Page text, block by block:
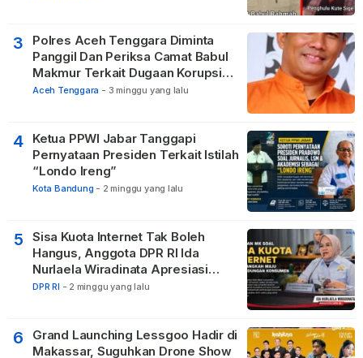
3
Polres Aceh Tenggara Diminta
Panggil Dan Periksa Camat Babul
Makmur Terkait Dugaan Korupsi
DD di 20 Desa
Aceh Tenggara - 3 minggu yang lalu
4
Ketua PPWI Jabar Tanggapi
Pernyataan Presiden Terkait Istilah
“Londo Ireng”
Kota Bandung - 2 minggu yang lalu
5
Sisa Kuota Internet Tak Boleh
Hangus, Anggota DPR RI Ida
Nurlaela Wiradinata Apresiasi
Putusan MK
DPR RI - 2 minggu yang lalu
6
Grand Launching Lessgoo Hadir di
Makassar, Suguhkan Drone Show